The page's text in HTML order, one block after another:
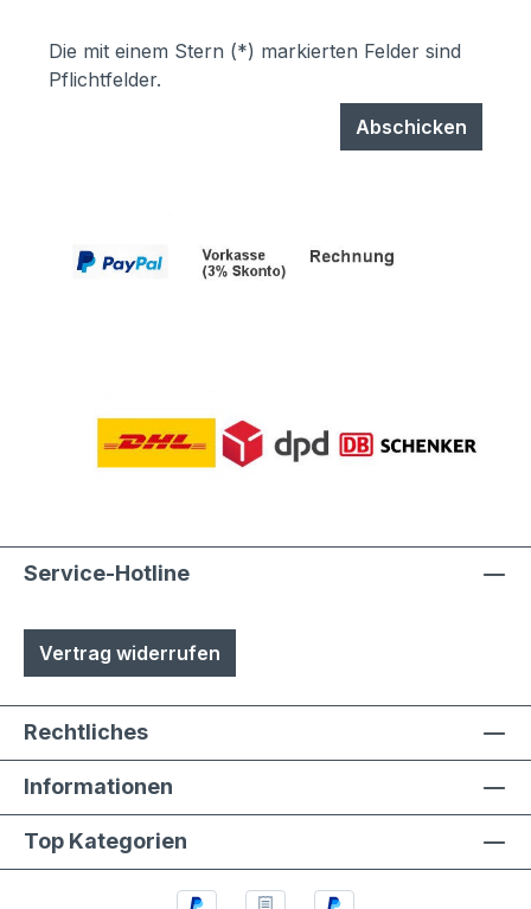
Die mit einem Stern (*) markierten Felder sind
Pflichtfelder.
Abschicken
Service-Hotline
Vertrag widerrufen
Rechtliches
Informationen
Top Kategorien